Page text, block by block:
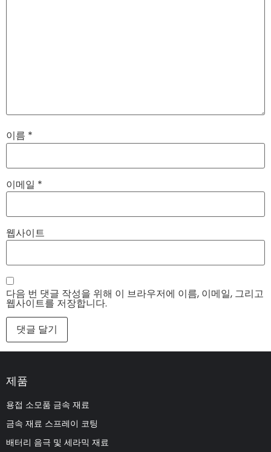
이름 *
이메일 *
웹사이트
다음 번 댓글 작성을 위해 이 브라우저에 이름, 이메일, 그리고
웹사이트를 저장합니다.
제품
용접 소모품 금속 재료
금속 재료 스프레이 코팅
배터리 음극 및 세라믹 재료